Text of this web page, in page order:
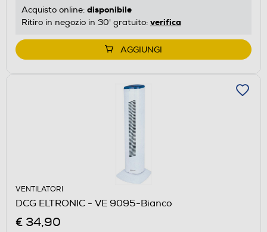
Acquisto online: disponibile
Ritiro in negozio in 30' gratuito: verifica
AGGIUNGI
VENTILATORI
DCG ELTRONIC - VE 9095-Bianco
€ 34,90